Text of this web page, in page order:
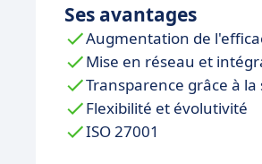
Ses avantages
Augmentation de
Mise en réseau et
Transparence grâce à
Flexibilité et évolutivité
ISO 27001